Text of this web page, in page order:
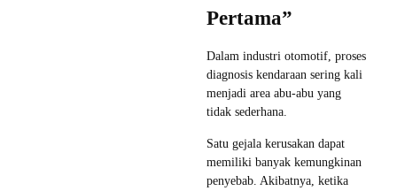
Pertama”
Dalam industri otomotif, proses
diagnosis kendaraan sering kali
menjadi area abu-abu yang
tidak sederhana.
Satu gejala kerusakan dapat
memiliki banyak kemungkinan
penyebab. Akibatnya, ketika